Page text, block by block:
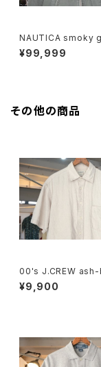
NAUTICA smoky
shed-cotton zip-
t
¥99,999
その他の商品
00's J.CREW
en Shirt
¥9,900